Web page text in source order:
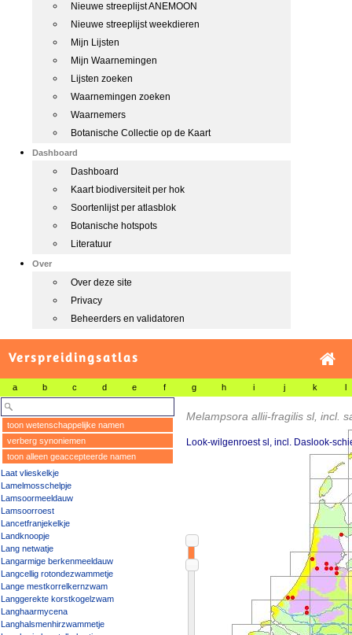
Nieuwe streeplijst ANEMOON
Nieuwe streeplijst weekdieren
Mijn Lijsten
Mijn Waarnemingen
Lijsten zoeken
Waarnemingen zoeken
Waarnemers
Botanische Collectie op de Kaart
Dashboard
Dashboard
Kaart biodiversiteit per hok
Soortenlijst per atlasblok
Botanische hotspots
Literatuur
Over
Over deze site
Privacy
Beheerders en validatoren
Verspreidingsatlas
a b c d e f g h i j k l
toon wetenschappelijke namen
verberg synoniemen
toon alleen geaccepteerde namen
Laat vlieskelkje
Lamelmosschelpje
Lamsoormeeldauw
Lamsoorroest
Lancetfranjekelkje
Landknoopje
Lang netwatje
Langarmige berkenmeeldauw
Langcellig rotondezwammetje
Lange mestkorrelkernzwam
Langgerekte korstkogelzwam
Langhaarmycena
Langhalsmenhirzwammetje
Melampsora allii-fragilis sl, incl.
Look-wilgenroest sl, incl. Daslook-